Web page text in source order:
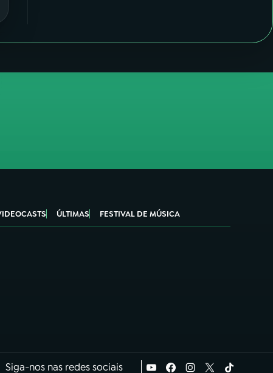
ÚLTIMAS FESTIVAL DE MÚSICA
Siga-nos nas redes sociais